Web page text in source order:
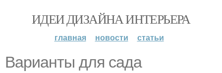
ИДЕИ ДИЗАЙНА ИНТЕРЬЕРА
главная новости статьи
Варианты для сада